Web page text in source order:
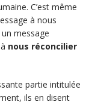
C’est même
à nous
un message
nous réconcilier
partie intitulée
ils en disent